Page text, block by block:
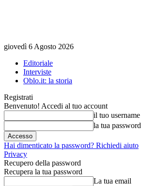
giovedì 6 Agosto 2026
Editoriale
Interviste
Oblo.it: la storia
Registrati
Benvenuto! Accedi al tuo account
il tuo username
la tua password
Hai dimenticato la password? Richiedi aiuto
Privacy
Recupero della password
Recupera la tua password
La tua email